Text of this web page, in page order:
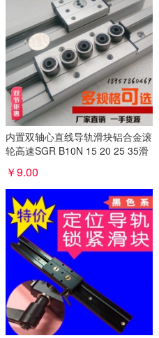
内置双轴心直线导轨滑块铝合金滚
轮高速SGR B10N 15 20 25 35滑
￥9.00